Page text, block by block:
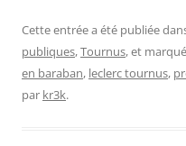
Cette entrée a été publiée
publiques,Tournus, et
en baraban, leclerc tournus,
par kr3k.